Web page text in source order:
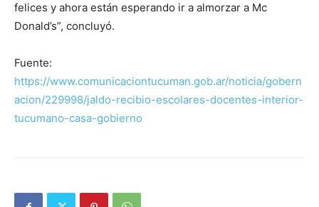
felices y ahora están esperando ir a almorzar a Mc
Donald’s”, concluyó.
Fuente:
https://www.comunicaciontucuman.gob.ar/noticia/gobern
acion/229998/jaldo-recibio-escolares-docentes-interior-
tucumano-casa-gobierno